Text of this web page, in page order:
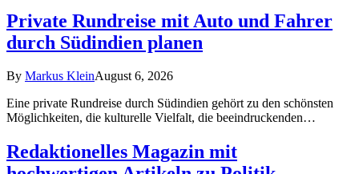
Private Rundreise mit Auto und Fahrer
durch Südindien planen
By Markus KleinAugust 6, 2026
Eine private Rundreise durch Südindien gehört zu den schönsten
Möglichkeiten, die kulturelle Vielfalt, die beeindruckenden…
Redaktionelles Magazin mit